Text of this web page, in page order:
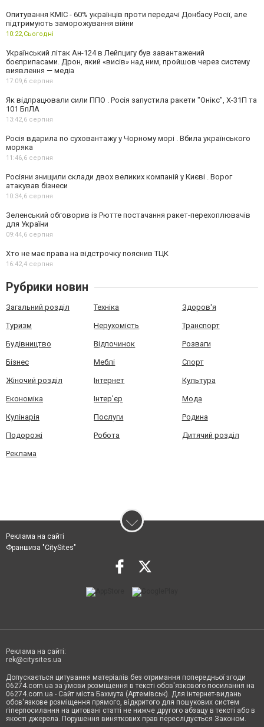
Опитування КМІС - 60% українців проти передачі Донбасу Росії, але
підтримують заморожування війни
10:22,Сьогодні
Український літак Ан-124 в Лейпцигу був завантажений
боєприпасами. Дрон, який «висів» над ним, пройшов через систему
виявлення — медіа
17:09,6 серпня
Як відпрацювали сили ППО . Росія запустила ракети "Онікс", Х-31П та
101 БпЛА
13:42,6 серпня
Росія вдарила по суховантажу у Чорному морі . Вбила українського
моряка
11:46,6 серпня
Росіяни знищили склади двох великих компаній у Києві . Ворог
атакував бізнеси
10:34,6 серпня
Зеленський обговорив із Рютте постачання ракет-перехоплювачів
для України
09:44,6 серпня
Хто не має права на відстрочку пояснив ТЦК
16:42,4 серпня
Рубрики новин
Загальний розділ Техніка Здоров'я
Туризм Нерухомість Транспорт
Будівництво Відпочинок Розваги
Бізнес Меблі Спорт
Жіночий розділ Інтернет Культура
Економіка Інтер'єр Мода
Кулінарія Послуги Родина
Подорожі Робота Дитячий розділ
Реклама
Реклама на сайті
Франшиза "CitySites"
Реклама на сайті:
rek@citysites.ua
Допускається цитування матеріалів без отримання попередньої згоди
06274.com.ua за умови розміщення в тексті обов'язкового посилання на
06274.com.ua - Сайт міста Бахмута (Артемівськ). Для інтернет-видань
обов'язкове розміщення прямого, відкритого для пошукових систем
гіперпосилання на цитовані статті не нижче другого абзацу в тексті або в
якості джерела. Порушення виняткових прав переслідується Законом.